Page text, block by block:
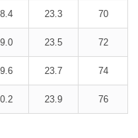
23.3 70
23.5 72
23.7 74
23.9 76